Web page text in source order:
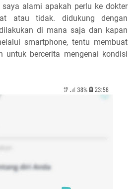
alami apakah perlu ke dokter
atau tidak. didukung dengan
di mana saja dan kapan
smartphone, tentu membuat
untuk bercerita mengenai kondisi